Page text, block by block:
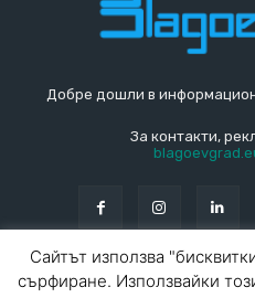
Добре дошли в
За контакти,
Сайтът използва
сърфиране. Използвайки